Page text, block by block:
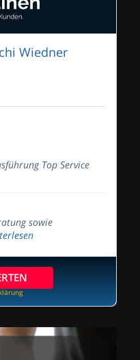
Wiedner
Top Service
sowie